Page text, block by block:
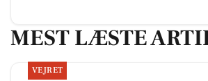
MEST LÆSTE
VEJRET